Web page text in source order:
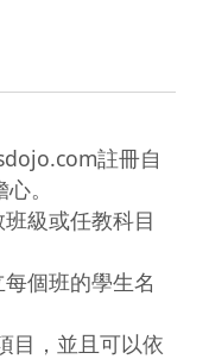
註冊自
。
級或任教科目
目，並且可以依